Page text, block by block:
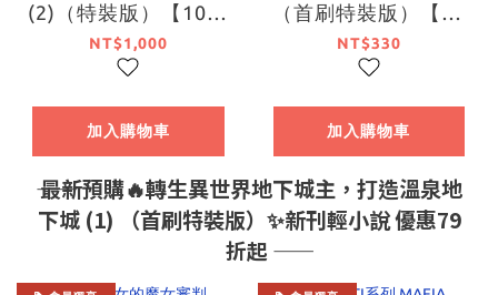
(2)（特裝版）【10月
中旬出貨】
NT$1,000
加入購物車
（首刷特裝版）【10
月中旬出貨】
NT$330
加入購物車
―― 最新預購🔥轉生異世界地下城主，打造溫泉地
下城 (1) （首刷特裝版）✨新刊輕小說 優惠79
折起 ――